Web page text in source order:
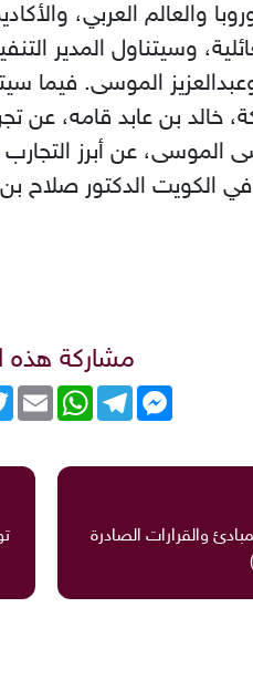
والعالم العربي،
وسيتناول المدير
الموسى. فيما
خالد بن عابد قامه،
عن أبرز
الكويت الدكتور صلاح
مشاركة هذه
Email
WhatsAppTelegram
Messenger
والقرارات الصادرة